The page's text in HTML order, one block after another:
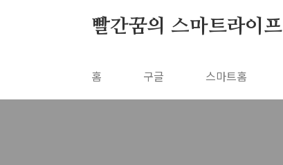
빨간꿈의 스마트라이프
홈 구글 스마트홈